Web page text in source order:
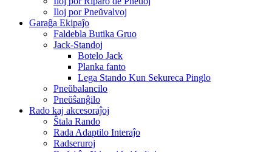
Iloj por Pneŭvalvoj
Garaĝa Ekipaĵo
Faldebla Butika Gruo
Jack-Standoj
Botelo Jack
Planka fanto
Lega Stando Kun Sekureca Pinglo
Pneŭbalancilo
Pneŭŝanĝilo
Rado kaj akcesoraĵoj
Ŝtala Rando
Rada Adaptilo Interaĵo
Radseruroj